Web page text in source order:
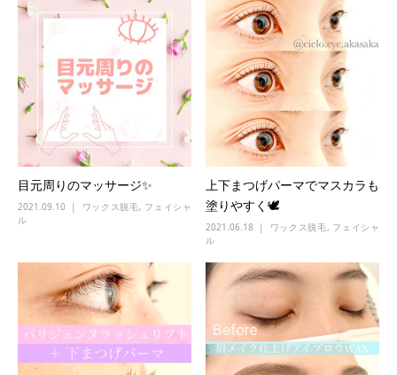
目元周りのマッサージ✨
2021.09.10 ワックス脱毛, フェイシャ
ル
上下まつげパーマでマスカラも
塗りやすく🕊
2021.06.18 ワックス脱毛, フェイシャ
ル